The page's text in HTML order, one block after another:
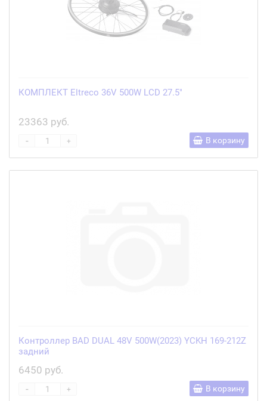
КОМПЛЕКТ Eltreco 36V 500W LCD 27.5"
23363 руб.
+
- В корзину
Контроллер BAD DUAL 48V 500W(2023) YCKH 169-212Z
задний
6450 руб.
+
- В корзину